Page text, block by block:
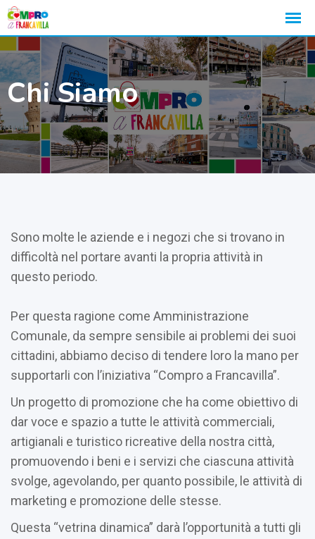
Chi Siamo
Sono molte le aziende e i negozi che si trovano in
difficoltà nel portare avanti la propria attività in
questo periodo.
Per questa ragione come Amministrazione
Comunale, da sempre sensibile ai problemi dei suoi
cittadini, abbiamo deciso di tendere loro la mano per
supportarli con l’iniziativa “Compro a Francavilla”.
Un progetto di promozione che ha come obiettivo di
dar voce e spazio a tutte le attività commerciali,
artigianali e turistico ricreative della nostra città,
promuovendo i beni e i servizi che ciascuna attività
svolge, agevolando, per quanto possibile, le attività di
marketing e promozione delle stesse.
Questa “vetrina dinamica” darà l’opportunità a tutti gli